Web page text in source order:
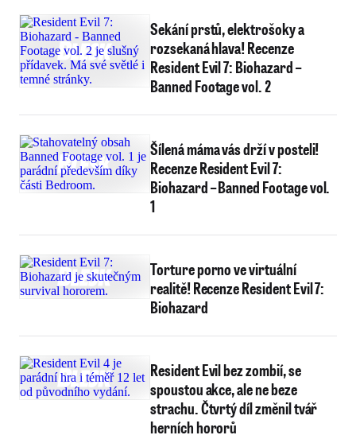
Sekání prstů, elektrošoky a
rozsekaná hlava! Recenze
Resident Evil 7: Biohazard –
Banned Footage vol. 2
Šílená máma vás drží v posteli!
Recenze Resident Evil 7:
Biohazard – Banned Footage vol.
1
Torture porno ve virtuální
realitě! Recenze Resident Evil 7:
Biohazard
Resident Evil bez zombií, se
spoustou akce, ale ne beze
strachu. Čtvrtý díl změnil tvář
herních hororů